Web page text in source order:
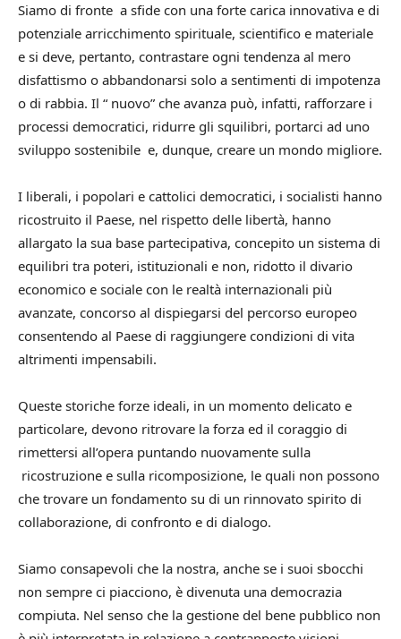
Siamo di fronte a sfide con una forte carica innovativa e di
potenziale arricchimento spirituale, scientifico e materiale
e si deve, pertanto, contrastare ogni tendenza al mero
disfattismo o abbandonarsi solo a sentimenti di impotenza
o di rabbia. Il “ nuovo” che avanza può, infatti, rafforzare i
processi democratici, ridurre gli squilibri, portarci ad uno
sviluppo sostenibile e, dunque, creare un mondo migliore.
I liberali, i popolari e cattolici democratici, i socialisti hanno
ricostruito il Paese, nel rispetto delle libertà, hanno
allargato la sua base partecipativa, concepito un sistema di
equilibri tra poteri, istituzionali e non, ridotto il divario
economico e sociale con le realtà internazionali più
avanzate, concorso al dispiegarsi del percorso europeo
consentendo al Paese di raggiungere condizioni di vita
altrimenti impensabili.
Queste storiche forze ideali, in un momento delicato e
particolare, devono ritrovare la forza ed il coraggio di
rimettersi all’opera puntando nuovamente sulla
ricostruzione e sulla ricomposizione, le quali non possono
che trovare un fondamento su di un rinnovato spirito di
collaborazione, di confronto e di dialogo.
Siamo consapevoli che la nostra, anche se i suoi sbocchi
non sempre ci piacciono, è divenuta una democrazia
compiuta. Nel senso che la gestione del bene pubblico non